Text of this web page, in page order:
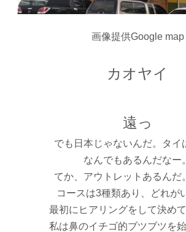
画像提供Google map
カオヤイ
遠っ
でも日本じゃないんだ。タイ
なんでもあるんだなー。
てか、アウトレットあるん
コースは3種類あり、どれが
最初にヒアリングをして決めて
私は鼻のイチゴ的ブツブツを